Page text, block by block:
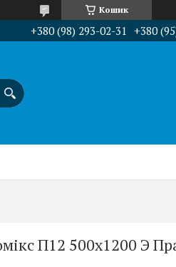
Кошик
+380 (98) 293-02-31 +380
П12 500x1200 Э